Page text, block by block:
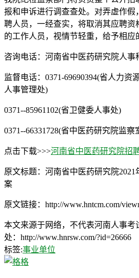
报和申诉进行调查查处。对弄虚作假
聘人员，一经查实，将取消其应聘资
的工作人员，视情节轻重，给予相应
咨询电话：河南省中医药研究院人事
监督电话：0371-69690394(省人力资
人事管理处)
0371--85961102(省卫健委人事处)
0371--66331728(省中医药研究院监察
点击下载>>>河南省中医药研究院招
原文标题：河南省中医药研究院
案
原文链接：http://www.hntcm.com/
本文来源于网络，不代表河南人事考
处：http://www.hnrsw.com/?id=26666
标签:事业单位